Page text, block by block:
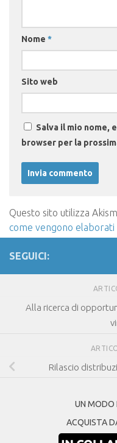
Nome *
Sito web
Salva il mio nome,
browser per la
Questo sito utilizza
come vengono
SEGUICI:
Alla ricerca di
Rilascio
UN MODO
ACQUISTA